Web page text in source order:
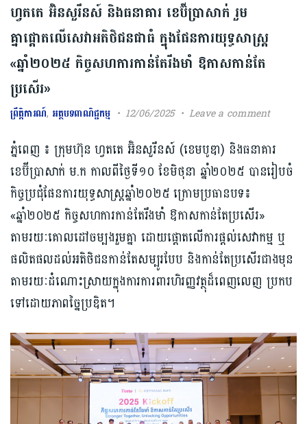
ហ្វតតេ អ៊ិនសួរឹនស៍ និងធនាគារ ខេប៊ីប្រាសាក់ រួម
គ្នាផ្តោតលើសេវាអតិថិជនជាធំ ក្នុងផែនការយុទ្ធសាស្រ្ត
«ឆ្នាំ២០២៥ កិច្ចសហការកាន់តែរឹងមាំ ឱកាសកាន់តែ
ប្រសើរ»
ព្រឹត្តិការណ៍, អត្ថបទពាណិជ្ជកម្ម 12/06/2025 Leave a comment
ភ្នំពេញ ៖ ក្រុមហ៊ុន ហ្វតតេ អ៊ិនសួរឹនស៍ (ខេមបូឌា) និងធនាគារ
ខេប៊ីប្រាសាក់ ម.ក កាលពីថ្ងៃទី១០ ខែមិថុនា ឆ្នាំ២០២៥ បានរៀបចំ
កិច្ចប្រជុំផែនការយុទ្ធសាស្រ្តឆ្នាំ២០២៥ ក្រោមប្រធានបទ៖
«ឆ្នាំ២០២៥ កិច្ចសហការកាន់តែរឹងមាំ ឱកាសកាន់តែប្រសើរ»
តាមរយៈគោលដៅចម្បងរួមគ្នា ដោយផ្តោតលើការផ្តល់សេវាកម្ម ឬ
ផលិតផលដល់អតិថិជនកាន់តែសម្បូរបែប និងកាន់តែប្រសើរជាងមុន
តាមរយៈដំណោះស្រាយក្នុងការការពារហិរញ្ញវត្ថុដ៏ពេញលេញ ប្រកប
ទៅដោយភាពច្នៃប្រឌិត។